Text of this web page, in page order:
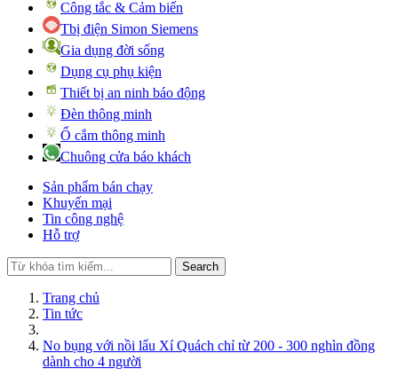
Công tắc & Cảm biến
Tbị điện Simon Siemens
Gia dụng đời sống
Dụng cụ phụ kiện
Thiết bị an ninh báo động
Đèn thông minh
Ổ cắm thông minh
Chuông cửa báo khách
Sản phẩm bán chạy
Khuyến mại
Tin công nghệ
Hỗ trợ
Search
Trang chủ
Tin tức
No bụng với nồi lẩu Xí Quách chỉ từ 200 - 300 nghìn đồng
dành cho 4 người